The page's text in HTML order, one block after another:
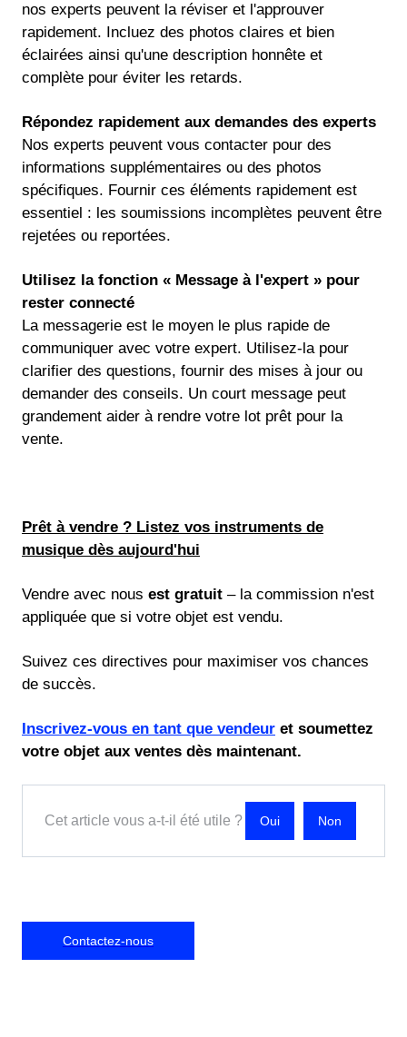
nos experts peuvent la réviser et l'approuver
rapidement. Incluez des photos claires et bien
éclairées ainsi qu'une description honnête et
complète pour éviter les retards.
Répondez rapidement aux demandes des experts
Nos experts peuvent vous contacter pour des
informations supplémentaires ou des photos
spécifiques. Fournir ces éléments rapidement est
essentiel : les soumissions incomplètes peuvent être
rejetées ou reportées.
Utilisez la fonction « Message à l'expert » pour
rester connecté
La messagerie est le moyen le plus rapide de
communiquer avec votre expert. Utilisez-la pour
clarifier des questions, fournir des mises à jour ou
demander des conseils. Un court message peut
grandement aider à rendre votre lot prêt pour la
vente.
Prêt à vendre ? Listez vos instruments de
musique dès aujourd'hui
Vendre avec nous est gratuit – la commission n'est
appliquée que si votre objet est vendu.
Suivez ces directives pour maximiser vos chances
de succès.
Inscrivez-vous en tant que vendeur et soumettez
votre objet aux ventes dès maintenant.
Cet article vous a-t-il été utile ? Non
Contactez-nous